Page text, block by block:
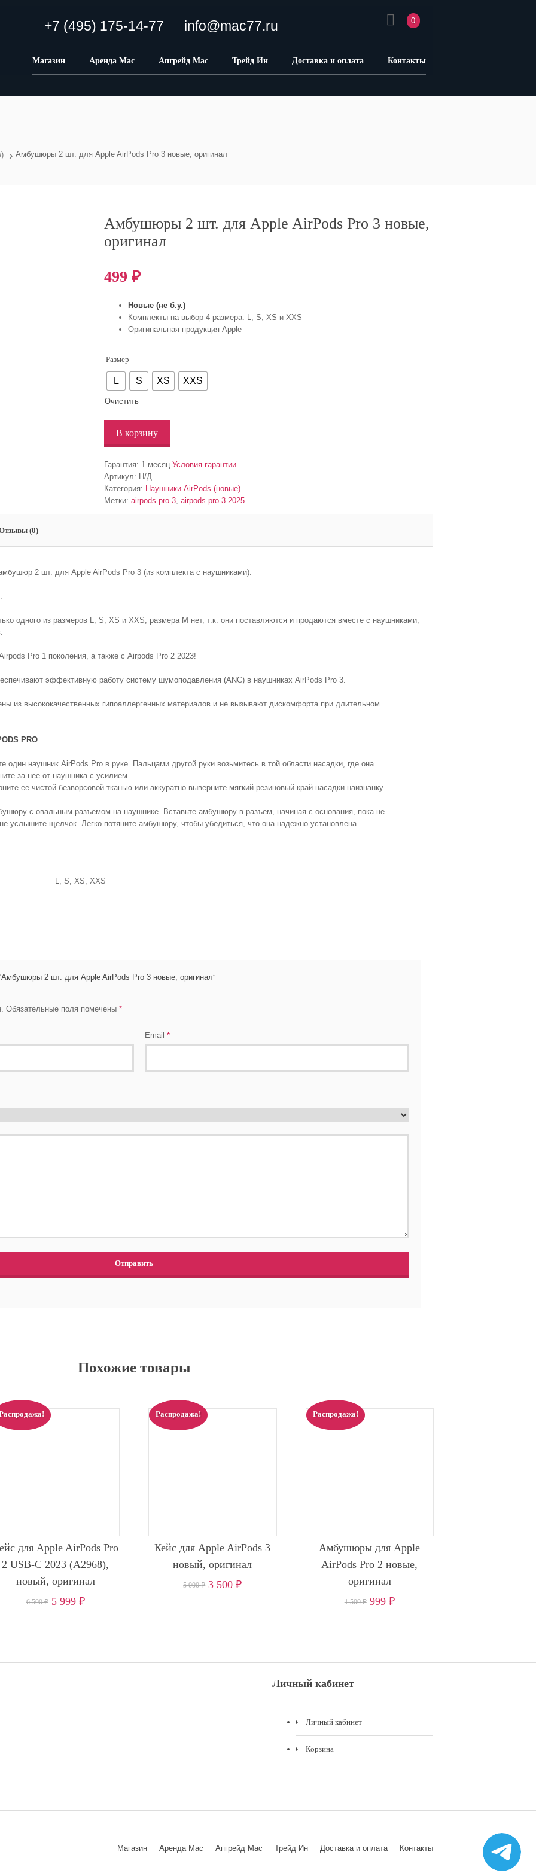
+7 (495) 175-14-77 info@mac77.ru 0
Магазин Аренда Mac Апгрейд Mac Трейд Ин Доставка и оплата Контакты
› Амбушюры 2 шт. для Apple AirPods Pro 3 новые, оригинал
Амбушюры 2 шт. для Apple AirPods Pro 3 новые,
оригинал
499 ₽
Новые (не б.у.)
Комплекты на выбор 4 размера: L, S, XS и XXS
Оригинальная продукция Apple
Размер
L S XS XXS
Очистить
В корзину
Гарантия: 1 месяц Условия гарантии
Артикул: Н/Д
Категория: Наушники AirPods (новые)
Метки: airpods pro 3 airpods pro 3 2025
(0)
2 шт. для Apple AirPods Pro 3 (из комплекта с наушниками).
одного из размеров L, S, XS и XXS, размера M нет, т.к. они поставляются и продаются вместе с наушниками,
Pro 1 поколения, а также с Airpods Pro 2 2023!
эффективную работу систему шумоподавления (ANC) в наушниках AirPods Pro 3.
из высококачественных гипоаллергенных материалов и не вызывают дискомфорта при длительном
PRO
наушник AirPods Pro в руке. Пальцами другой руки возьмитесь в той области насадки, где она
за нее от наушника с усилием.
ее чистой безворсовой тканью или аккуратно выверните мягкий резиновый край насадки наизнанку.
с овальным разъемом на наушнике. Вставьте амбушюру в разъем, начиная с основания, пока не
услышите щелчок. Легко потяните амбушюру, чтобы убедиться, что она надежно установлена.
L, S, XS, XXS
2 шт. для Apple AirPods Pro 3 новые, оригинал”
Обязательные поля помечены *
Email*
Похожие товары
для Apple AirPods Pro
2 USB-C 2023 (A2968),
новый, оригинал
6 500₽ 5 999 ₽
Распродажа!
Кейс для Apple AirPods 3
новый, оригинал
5 000₽ 3 500₽
Распродажа!
Амбушюры для Apple
AirPods Pro 2 новые,
оригинал
1 500₽ 999 ₽
Личный кабинет
Личный кабинет
Корзина
Магазин Аренда Mac Апгрейд Mac Трейд Ин Доставка и оплата Контакты